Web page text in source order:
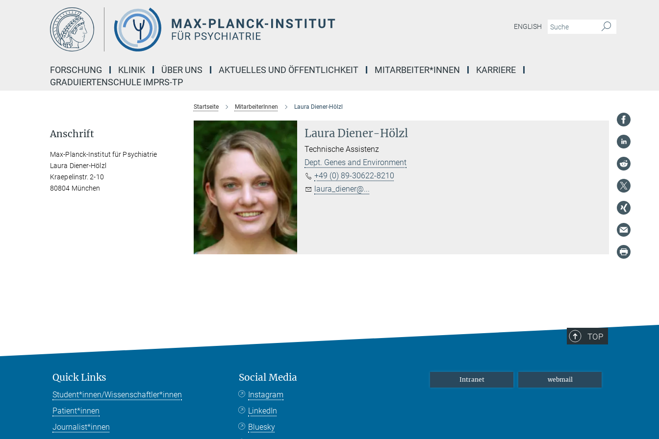
ENGLISH
FORSCHUNG KLINIK ÜBER UNS AKTUELLES UND ÖFFENTLICHKEIT MITARBEITER*INNEN
KARRIERE
GRADUIERTENSCHULE IMPRS-TP
Startseite MitarbeiterInnen Laura Diener-Hölzl
Laura Diener-Hölzl
Technische Assistenz
Dept. Genes and Environment
+49 (0) 89-30622-8210
laura_diener@...
Anschrift
Max-Planck-Institut für Psychiatrie
Laura Diener-Hölzl
Kraepelinstr. 2-10
80804 München
TOP
Quick Links
Student*innen/Wissenschaftler*innen
Patient*innen
Journalist*innen
Social Media
Instagram
LinkedIn
Bluesky
Intranet webmail